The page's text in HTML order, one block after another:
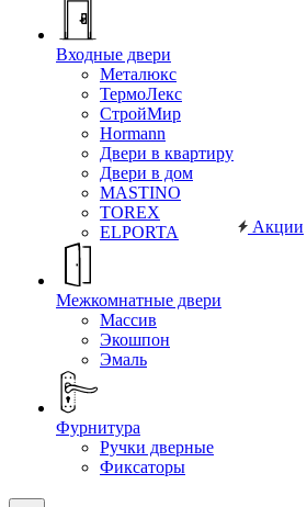
Входные двери
Металюкс
ТермоЛекс
СтройМир
Hormann
Двери в квартиру
Двери в дом
MASTINO
TOREX
ELPORTA
Межкомнатные двери
Массив
Экошпон
Эмаль
Фурнитура
Ручки дверные
Фиксаторы
Акции